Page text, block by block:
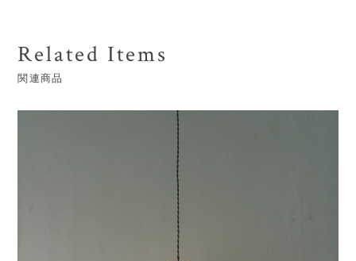
Related Items
関連商品